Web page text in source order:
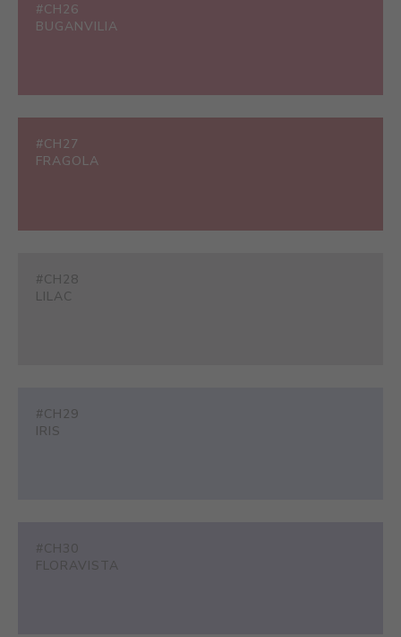
#CH26
BUGANVILIA
#CH27
FRAGOLA
#CH28
LILAC
#CH29
IRIS
#CH30
FLORAVISTA